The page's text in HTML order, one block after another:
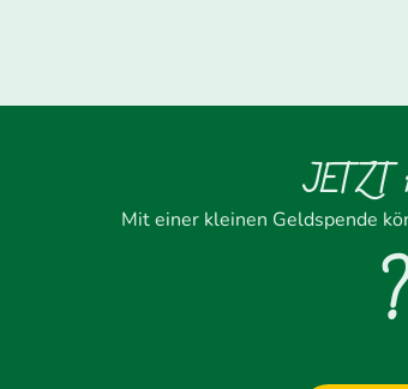
Mit einer kleinen Geldspende